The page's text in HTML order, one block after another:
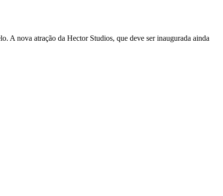
A nova atração da Hector Studios, que deve ser inaugurada ainda